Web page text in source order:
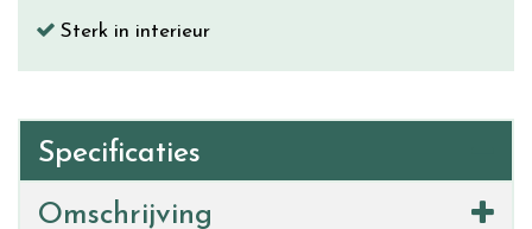
Sterk in interieur
Specificaties
Omschrijving